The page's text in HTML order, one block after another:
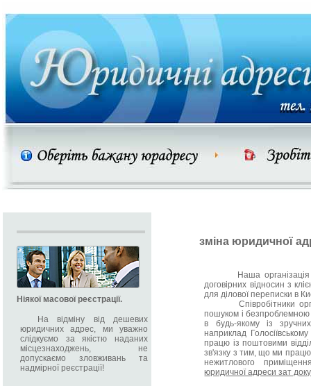
Ніякої масової реєстрації.
На відміну від дешевих
юридичних адрес, ми уважно
слідкуємо за якістю наданих
місцезнаходжень, не
допускаємо зловживань та
надмірної реєстрації!
зміна юридичної
Наша організація
договірних відносин з
для ділової переписки в
Співробітники
пошуком і
в будь-якому із
наприклад
працю із поштовими
зв'язку з тим, що ми
нежитлового
юридичної адреси зат